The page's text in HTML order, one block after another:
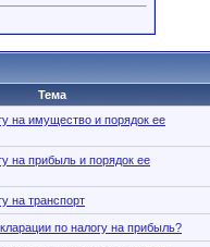
Тема
на имущество и порядок ее
на прибыль и порядок ее
на транспорт
по налогу на прибыль?